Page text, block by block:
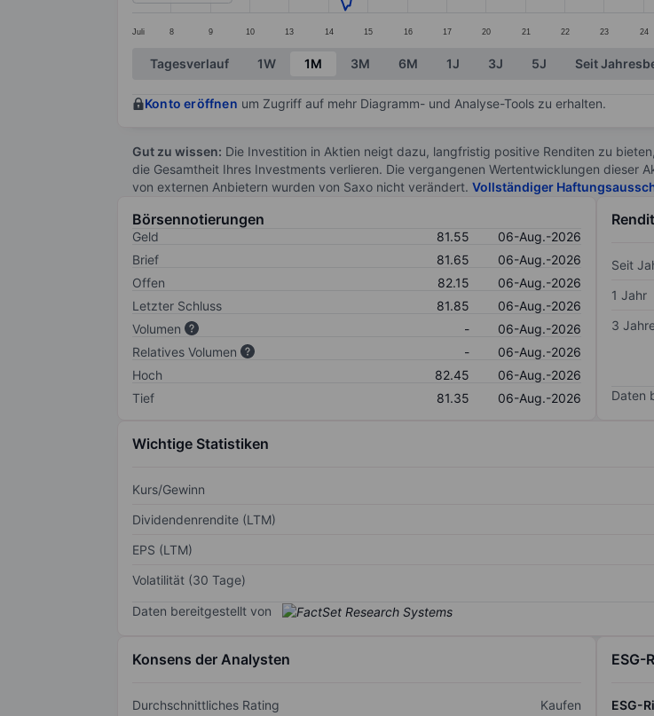
Juli 8 9 10 13 14 15 16 17 20 21 22 23 24
End of interactive chart.
Tagesverlauf 1W 1M 3M 6M 1J 3J 5J Seit
Konto eröffnen um Zugriff auf mehr Diagramm- und Analyse-Tools zu erhalten.
Gut zu wissen: Die Investition in Aktien neigt dazu, langfristig positive Renditen zu
die Gesamtheit Ihres Investments verlieren. Die vergangenen Wertentwicklungen dieser
von externen Anbietern wurden von Saxo nicht verändert. Vollständiger
Börsennotierungen
Geld 81.55
06-Aug.-2026
Brief
81.65
06-Aug.-2026
Offen
82.15
06-Aug.-2026
Letzter Schluss
81.85
06-Aug.-2026
Volumen
-
06-Aug.-2026
Relatives Volumen
-
06-Aug.-2026
Hoch
82.45
06-Aug.-2026
Tief
81.35 06-Aug.-2026
Seit
1 Jahr
3
Daten
Wichtige Statistiken
Kurs/Gewinn
Dividendenrendite (LTM)
EPS (LTM)
Volatilität (30 Tage)
Daten bereitgestellt von
Konsens der Analysten
Durchschnittliches Rating Kaufen
ESG-
ESG-